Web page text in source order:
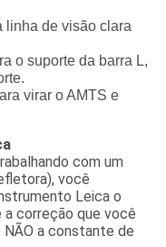
linha de visão clara
o suporte da barra L,
virar o AMTS e
com um
você
Leica o
a correção que você
a constante de